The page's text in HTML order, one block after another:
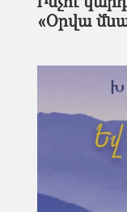
Ինչո՞ւ
«Օրվա